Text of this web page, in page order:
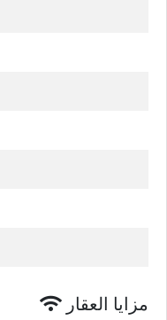
مزايا العقار